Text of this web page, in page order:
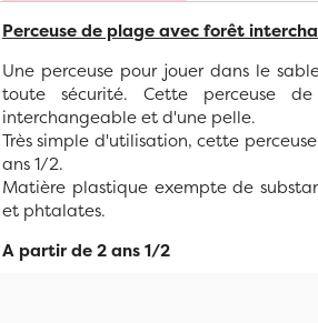
Perceuse de plage avec forêt
Une perceuse pour jouer dans le
toute sécurité. Cette perceuse
interchangeable et d'une pelle.
Très simple d'utilisation, cette
ans 1/2.
Matière plastique exempte de
et phtalates.
A partir de 2 ans 1/2